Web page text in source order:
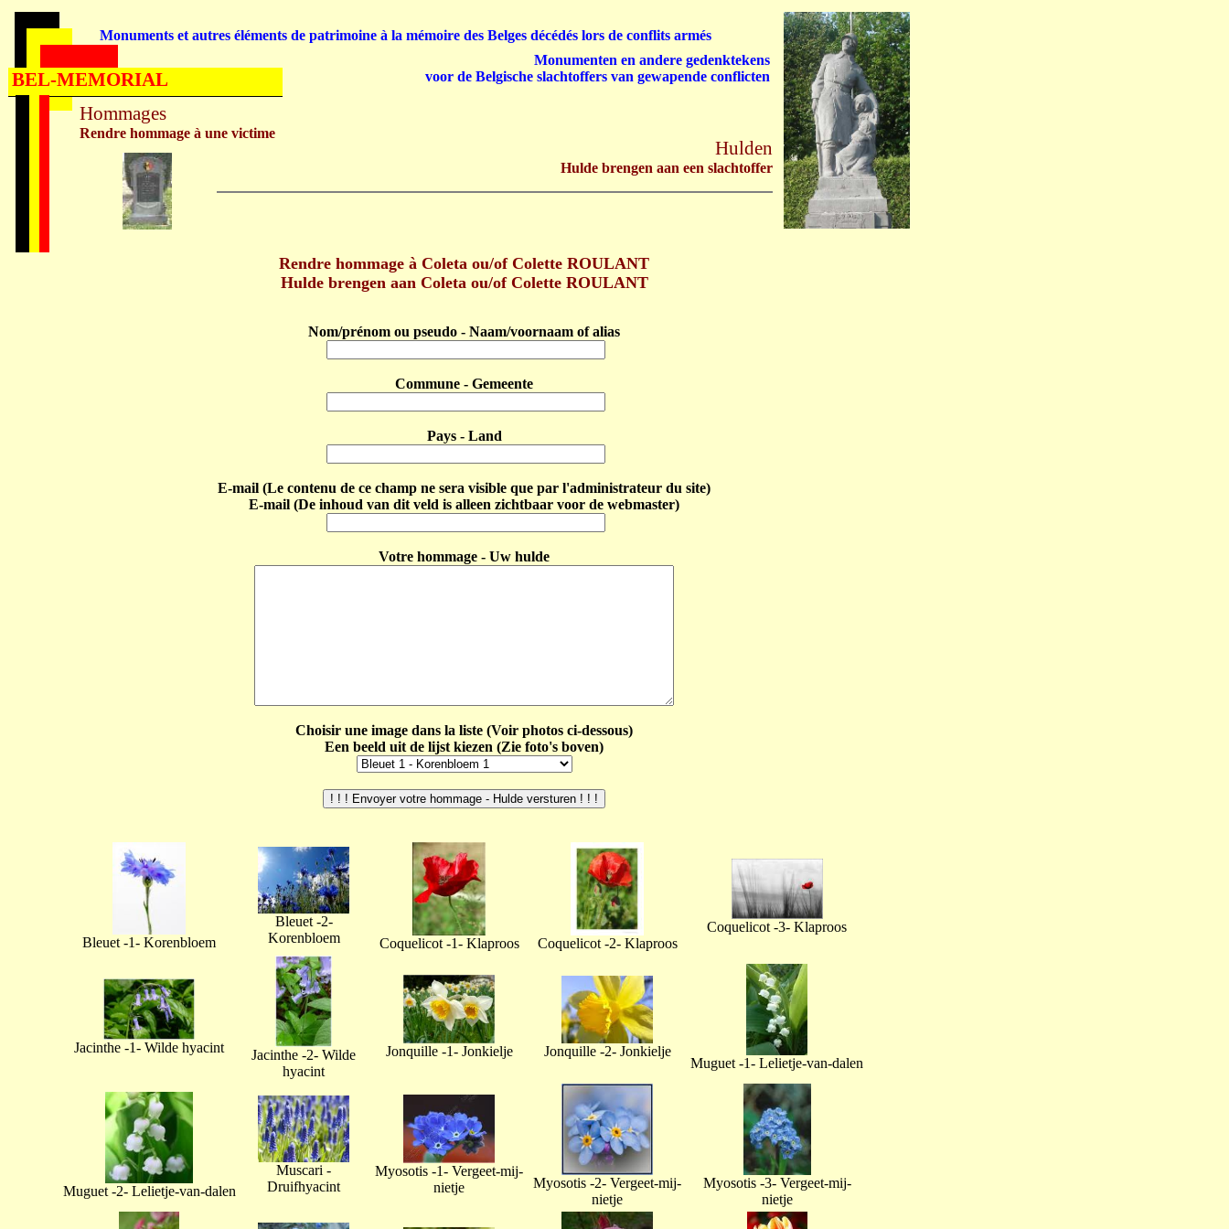
Rendre hommage à Coleta ou/of Colette ROULANT
Hulde brengen aan Coleta ou/of Colette ROULANT
Nom/prénom ou pseudo - Naam/voornaam of alias
Commune - Gemeente
Pays - Land
E-mail (Le contenu de ce champ ne sera visible que par l'administrateur du site)
E-mail (De inhoud van dit veld is alleen zichtbaar voor de webmaster)
Votre hommage - Uw hulde
Choisir une image dans la liste (Voir photos ci-dessous)
Een beeld uit de lijst kiezen (Zie foto's boven)
Bleuet -1- Korenbloem
Bleuet -2-
Korenbloem
Coquelicot -1- Klaproos Coquelicot -2- Klaproos
Coquelicot -3- Klaproos
Jacinthe -1- Wilde hyacint
Jacinthe -2- Wilde
hyacint
Jonquille -1- Jonkielje Jonquille -2- Jonkielje
Muguet -1- Lelietje-van-dalen
Muguet -2- Lelietje-van-dalen
Muscari -
Druifhyacint
Myosotis -1- Vergeet-mij-
nietje
Myosotis -2- Vergeet-mij-
nietje
Myosotis -3- Vergeet-mij-
nietje
Hommages
Rendre hommage à une victime
Hulden
Hulde brengen aan een slachtoffer
Monuments et autres éléments de patrimoine à la mémoire des Belges décédés lors de conflits armés
Monumenten en andere gedenktekens
voor de Belgische slachtoffers van gewapende conflicten
BEL-MEMORIAL